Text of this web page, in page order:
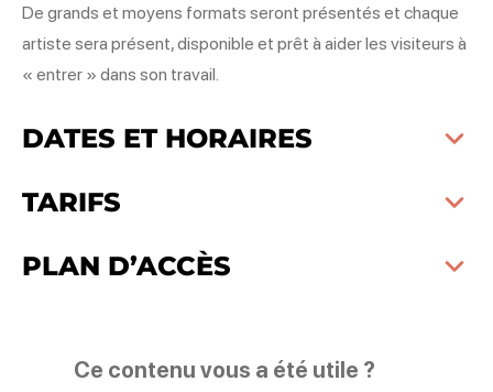
De grands et moyens formats seront présentés et chaque
artiste sera présent, disponible et prêt à aider les visiteurs à
« entrer » dans son travail.
DATES ET HORAIRES
TARIFS
PLAN D’ACCÈS
Ce contenu vous a été utile ?